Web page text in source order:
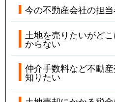
今の不動産会社の担
土地を売りたいがど
からない
仲介手数料など不動
知りたい